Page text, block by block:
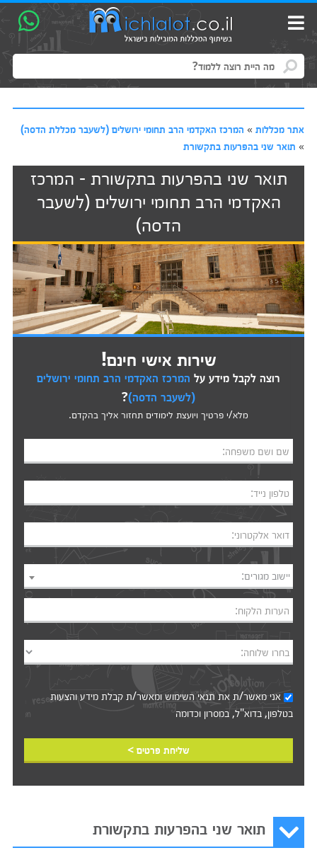
אתר מכללות» המרכז האקדמי הרב תחומי ירושלים (לשעבר מכללת הדסה)
» תואר שני בהפרעות בתקשורת
תואר שני בהפרעות בתקשורת - המרכז
האקדמי הרב תחומי ירושלים (לשעבר
הדסה)
שירות אישי חינם!
רוצה לקבל מידע על המרכז האקדמי הרב תחומי ירושלים
(לשעבר הדסה)?
מלא/י פרטיך ויועצת לימודים תחזור אליך בהקדם.
שם ושם משפחה:
טלפון נייד:
דואר אלקטרוני:
יישוב מגורים:
הערות הלקוח:
בחרו שלוחה:
אני מאשר/ת אתתנאי השימושומאשר/ת קבלת מידע והצעות
בטלפון, בדוא"ל, במסרון וכדומה‎‎
שליחת פרטים >
תואר שני בהפרעות בתקשורת